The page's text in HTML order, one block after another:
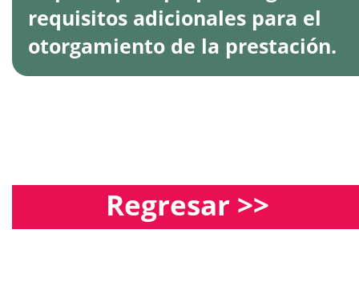
requisitos adicionales para el
otorgamiento de la prestación.
Regresar >>